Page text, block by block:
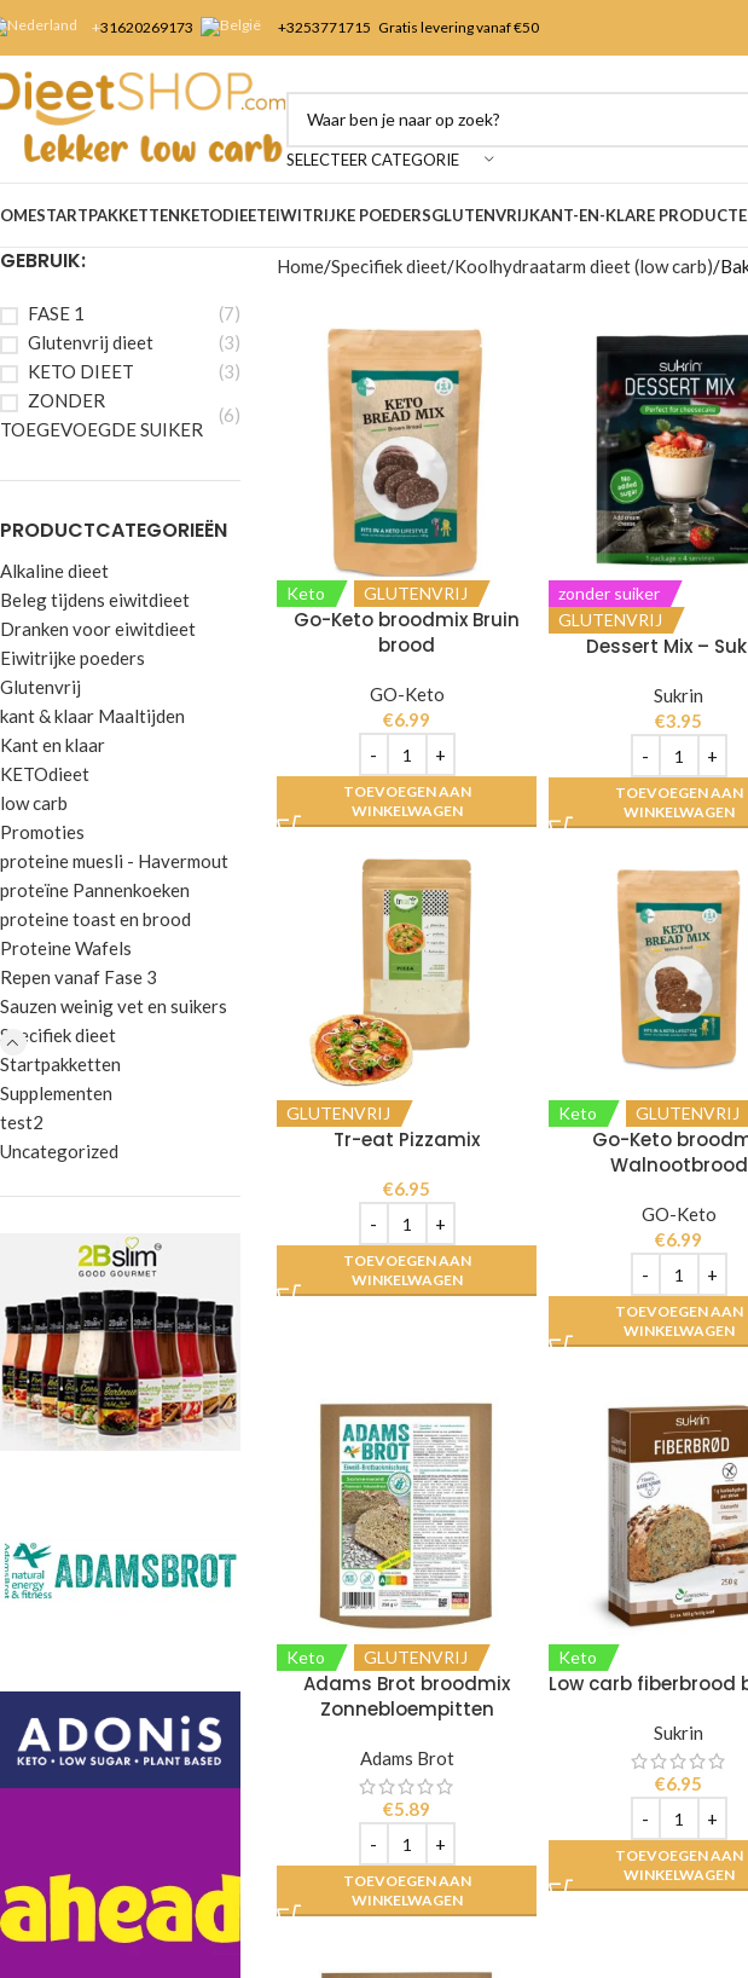
+31620269173 +3253771715 Gratis levering vanaf €50
SELECTEER CATEGORIE
STARTPAKKETTENKETODIEETEIWITRIJKE POEDERSGLUTENVRIJKANT-EN-KLARE
GEBRUIK:
FASE 1
(7)
Glutenvrij dieet
(3)
KETO DIEET
(3)
ZONDER
TOEGEVOEGDE SUIKER
(6)
PRODUCTCATEGORIEËN
Alkaline dieet
Beleg tijdens eiwitdieet
Dranken voor eiwitdieet
Eiwitrijke poeders
Glutenvrij
kant & klaar Maaltijden
Kant en klaar
KETOdieet
low carb
Promoties
proteine muesli - Havermout
proteïne Pannenkoeken
proteine toast en brood
Proteine Wafels
Repen vanaf Fase 3
Sauzen weinig vet en suikers
Specifiek dieet
Startpakketten
Supplementen
test2
Uncategorized
Home Specifiek dieet Koolhydraatarm dieet (low carb)
Keto GLUTENVRIJ
Go-Keto broodmix Bruin
brood
GO-Keto
€6.99
TOEVOEGEN AAN
WINKELWAGEN
zonder suiker
GLUTENVRIJ
Dessert Mix –
Sukrin
€3.95
TOEVOEGEN AAN
WINKELWAGEN
GLUTENVRIJ
Tr-eat Pizzamix
€6.95
TOEVOEGEN AAN
WINKELWAGEN
Keto GLUTENVRIJ
Go-Keto
Walnootbrood
GO-Keto
€6.99
TOEVOEGEN AAN
WINKELWAGEN
Keto GLUTENVRIJ
Adams Brot broodmix
Zonnebloempitten
Adams Brot
€5.89
TOEVOEGEN AAN
WINKELWAGEN
Keto
Low carb fiberbrood
Sukrin
€6.95
TOEVOEGEN AAN
WINKELWAGEN